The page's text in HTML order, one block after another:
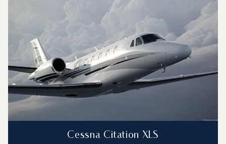
Autonomie (NM)
Cessna Citation XLS